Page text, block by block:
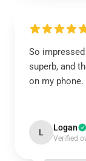
So
superb, and
on my phone.
L Logan
Verified